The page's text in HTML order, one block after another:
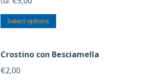
Select options
Crostino con Besciamella
€2,00